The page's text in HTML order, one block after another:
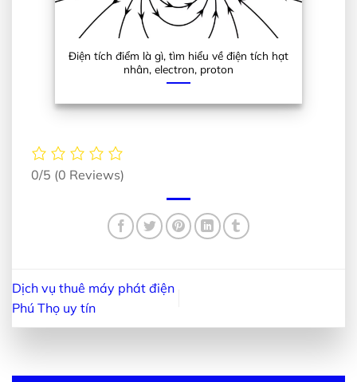
Điện tích điểm là gì, tìm hiểu về điện tích hạt
nhân, electron, proton
0/5 (0 Reviews)
Dịch vụ thuê máy phát điện
Phú Thọ uy tín